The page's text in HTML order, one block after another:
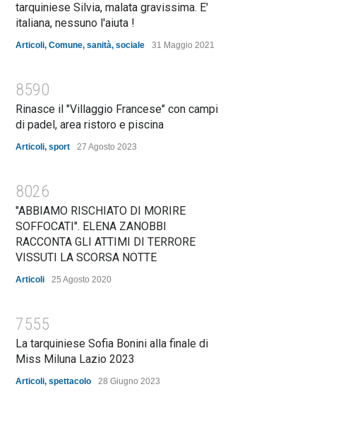
tarquiniese Silvia, malata gravissima. E'
italiana, nessuno l'aiuta !
Articoli, Comune, sanità, sociale 31 Maggio 2021
8590
Rinasce il "Villaggio Francese" con campi
di padel, area ristoro e piscina
Articoli, sport 27 Agosto 2023
8026
"ABBIAMO RISCHIATO DI MORIRE
SOFFOCATI". ELENA ZANOBBI
RACCONTA GLI ATTIMI DI TERRORE
VISSUTI LA SCORSA NOTTE
Articoli 25 Agosto 2020
7555
La tarquiniese Sofia Bonini alla finale di
Miss Miluna Lazio 2023
Articoli, spettacolo 28 Giugno 2023